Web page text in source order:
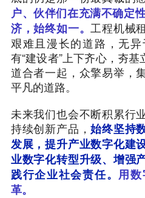
户、伙伴们在充满不确定
济，始终如一。工程机械
艰难且漫长的道路，无
有“建设者”上下齐心，夯
道合者一起，众擎易举，
平凡的道路。
未来我们也会不断积累行
持续创新产品，始终坚持
发展，提升产业数字化建
业数字化转型升级、增强
践行企业社会责任。 用
革。